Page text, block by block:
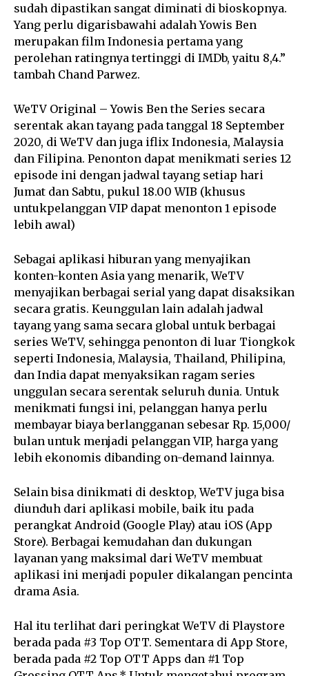
sudah dipastikan sangat diminati di bioskopnya.
Yang perlu digarisbawahi adalah Yowis Ben
merupakan film Indonesia pertama yang
perolehan ratingnya tertinggi di IMDb, yaitu 8,4.”
tambah Chand Parwez.
WeTV Original – Yowis Ben the Series secara
serentak akan tayang pada tanggal 18 September
2020, di WeTV dan juga iflix Indonesia, Malaysia
dan Filipina. Penonton dapat menikmati series 12
episode ini dengan jadwal tayang setiap hari
Jumat dan Sabtu, pukul 18.00 WIB (khusus
untukpelanggan VIP dapat menonton 1 episode
lebih awal)
Sebagai aplikasi hiburan yang menyajikan
konten-konten Asia yang menarik, WeTV
menyajikan berbagai serial yang dapat disaksikan
secara gratis. Keunggulan lain adalah jadwal
tayang yang sama secara global untuk berbagai
series WeTV, sehingga penonton di luar Tiongkok
seperti Indonesia, Malaysia, Thailand, Philipina,
dan India dapat menyaksikan ragam series
unggulan secara serentak seluruh dunia. Untuk
menikmati fungsi ini, pelanggan hanya perlu
membayar biaya berlangganan sebesar Rp. 15,000/
bulan untuk menjadi pelanggan VIP, harga yang
lebih ekonomis dibanding on-demand lainnya.
Selain bisa dinikmati di desktop, WeTV juga bisa
diunduh dari aplikasi mobile, baik itu pada
perangkat Android (Google Play) atau iOS (App
Store). Berbagai kemudahan dan dukungan
layanan yang maksimal dari WeTV membuat
aplikasi ini menjadi populer dikalangan pencinta
drama Asia.
Hal itu terlihat dari peringkat WeTV di Playstore
berada pada #3 Top OTT. Sementara di App Store,
berada pada #2 Top OTT Apps dan #1 Top